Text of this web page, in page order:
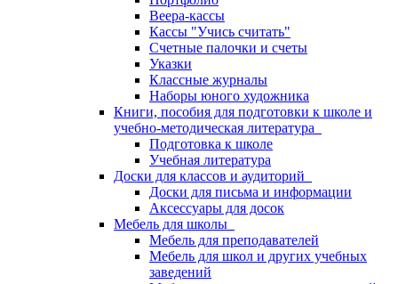
Веера-кассы
Кассы "Учись считать"
Счетные палочки и счеты
Указки
Классные журналы
Наборы юного художника
Книги, пособия для подготовки к школе и
учебно-методическая литература
Подготовка к школе
Учебная литература
Доски для классов и аудиторий
Доски для письма и информации
Аксессуары для досок
Мебель для школы
Мебель для преподавателей
Мебель для школ и других учебных
заведений